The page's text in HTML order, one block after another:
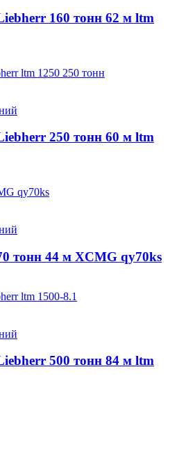
160 тонн 62 м ltm
250 тонн 60 м ltm
тонн 44 м XCMG qy70ks
500 тонн 84 м ltm